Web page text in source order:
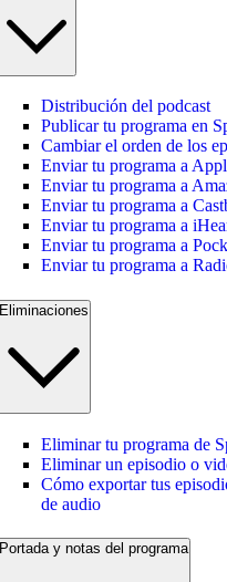
Distribución del podcast
Publicar tu programa en
Cambiar el orden de los
Enviar tu programa a
Enviar tu programa a
Enviar tu programa a
Enviar tu programa a
Enviar tu programa a
Enviar tu programa a
Eliminaciones
Eliminar tu programa de
Eliminar un episodio o
Cómo exportar tus
de audio
Portada y notas del programa